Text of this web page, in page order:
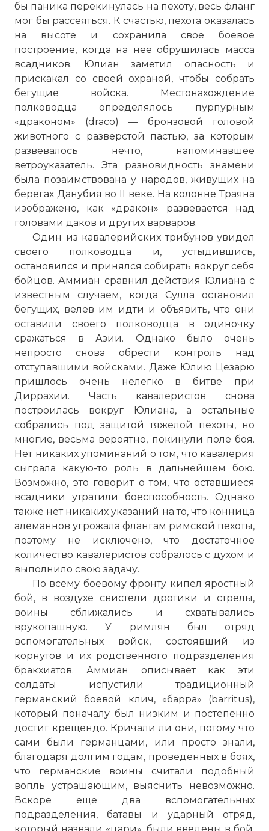
бы паника перекинулась на пехоту, весь фланг
мог бы рассеяться. К счастью, пехота оказалась
на высоте и сохранила свое боевое
построение, когда на нее обрушилась масса
всадников. Юлиан заметил опасность и
прискакал со своей охраной, чтобы собрать
бегущие войска. Местонахождение
полководца определялось пурпурным
«драконом» (draco) — бронзовой головой
животного с разверстой пастью, за которым
развевалось нечто, напоминавшее
ветроуказатель. Эта разновидность знамени
была позаимствована у народов, живущих на
берегах Данубия во II веке. На колонне Траяна
изображено, как «дракон» развевается над
головами даков и других варваров.
Один из кавалерийских трибунов увидел
своего полководца и, устыдившись,
остановился и принялся собирать вокруг себя
бойцов. Аммиан сравнил действия Юлиана с
известным случаем, когда Сулла остановил
бегущих, велев им идти и объявить, что они
оставили своего полководца в одиночку
сражаться в Азии. Однако было очень
непросто снова обрести контроль над
отступавшими войсками. Даже Юлию Цезарю
пришлось очень нелегко в битве при
Диррахии. Часть кавалеристов снова
построилась вокруг Юлиана, а остальные
собрались под защитой тяжелой пехоты, но
многие, весьма вероятно, покинули поле боя.
Нет никаких упоминаний о том, что кавалерия
сыграла какую-то роль в дальнейшем бою.
Возможно, это говорит о том, что оставшиеся
всадники утратили боеспособность. Однако
также нет никаких указаний на то, что конница
алеманнов угрожала флангам римской пехоты,
поэтому не исключено, что достаточное
количество кавалеристов собралось с духом и
выполнило свою задачу.
По всему боевому фронту кипел яростный
бой, в воздухе свистели дротики и стрелы,
воины сближались и схватывались
врукопашную. У римлян был отряд
вспомогательных войск, состоявший из
корнутов и их родственного подразделения
бракхиатов. Аммиан описывает как эти
солдаты испустили традиционный
германский боевой клич, «барра» (barritus),
который поначалу был низким и постепенно
достиг крещендо. Кричали ли они, потому что
сами были германцами, или просто знали,
благодаря долгим годам, проведенных в боях,
что германские воины считали подобный
вопль устрашающим, выяснить невозможно.
Вскоре еще два вспомогательных
подразделения, батавы и ударный отряд,